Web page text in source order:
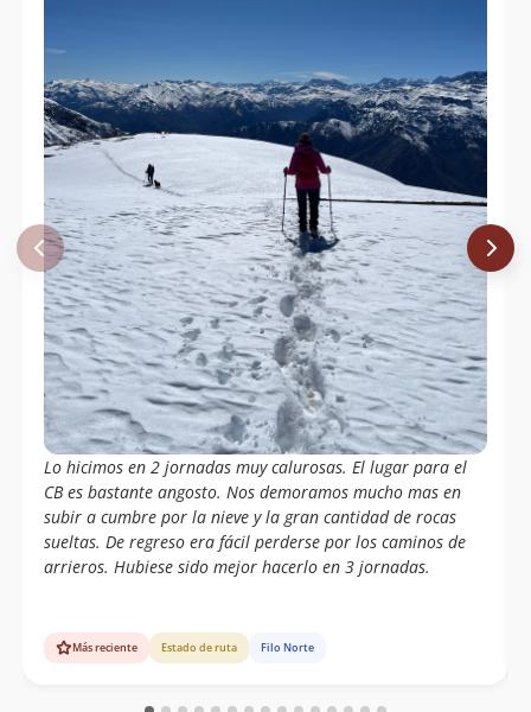
Lo hicimos en 2 jornadas muy calurosas. El lugar para el
CB es bastante angosto. Nos demoramos mucho mas en
subir a cumbre por la nieve y la gran cantidad de rocas
sueltas. De regreso era fácil perderse por los caminos de
arrieros. Hubiese sido mejor hacerlo en 3 jornadas.
Más reciente Estado de ruta Filo Norte